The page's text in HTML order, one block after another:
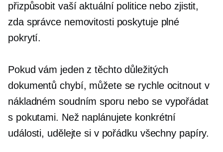
přizpůsobit vaší aktuální politice nebo zjistit,
zda správce nemovitosti poskytuje plné
pokrytí.
Pokud vám jeden z těchto důležitých
dokumentů chybí, můžete se rychle ocitnout v
nákladném soudním sporu nebo se vypořádat
s pokutami. Než naplánujete konkrétní
události, udělejte si v pořádku všechny papíry.